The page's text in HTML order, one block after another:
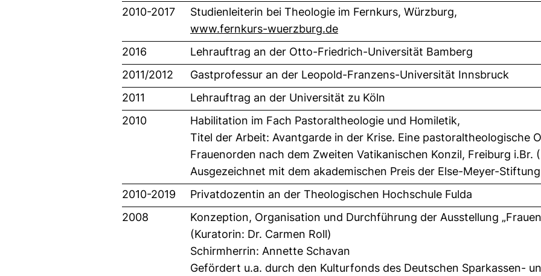
2010-2017
Studienleiterin bei Theologie im Fernkurs, Würzburg,
www.fernkurs-wuerzburg.de(externer Link, öffnet neues Fenster)
2016
Lehrauftrag an der Otto-Friedrich-Universität Bamberg
2011/2012
Gastprofessur an der Leopold-Franzens-Universität Innsbruck
2011
Lehrauftrag an der Universität zu Köln
2010
Habilitation im Fach Pastoraltheologie und Homiletik,
Titel der Arbeit: Avantgarde in der Krise. Eine pastoraltheologische
Frauenorden nach dem Zweiten Vatikanischen Konzil, Freiburg i.Br.
Ausgezeichnet mit dem akademischen Preis der Else-Meyer-Stiftung
2010-2019
Privatdozentin an der Theologischen Hochschule Fulda
2008
Konzeption, Organisation und Durchführung der Ausstellung
(Kuratorin: Dr. Carmen Roll)
Schirmherrin: Annette Schavan
Gefördert u.a. durch den Kulturfonds des Deutschen Sparkassen-